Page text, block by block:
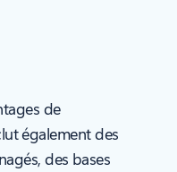
de
également des
des bases